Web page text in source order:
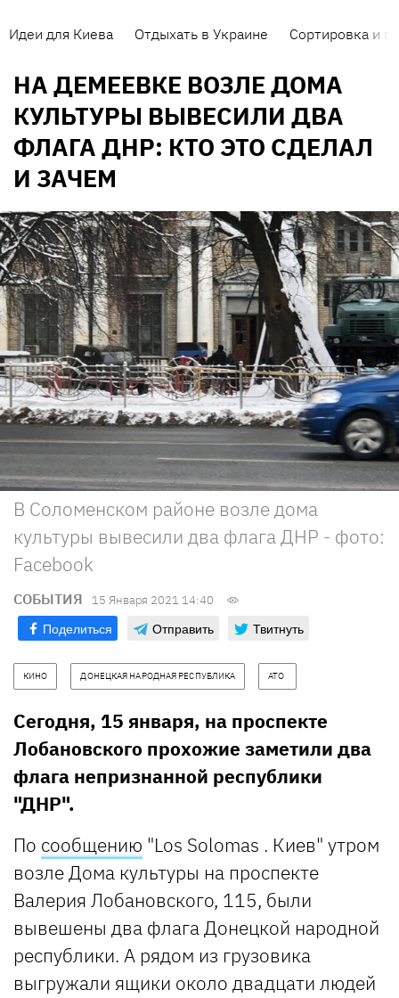
Идеи для Киева Отдыхать в Украине Сортировка и
НА ДЕМЕЕВКЕ ВОЗЛЕ ДОМА
КУЛЬТУРЫ ВЫВЕСИЛИ ДВА
ФЛАГА ДНР: КТО ЭТО СДЕЛАЛ
И ЗАЧЕМ
В Соломенском районе возле дома
культуры вывесили два флага ДНР - фото:
Facebook
СОБЫТИЯ 15 Января 2021 14:40
Поделиться Отправить Твитнуть
КИНО ДОНЕЦКАЯ НАРОДНАЯ РЕСПУБЛИКА АТО
Сегодня, 15 января, на проспекте
Лобановского прохожие заметили два
флага непризнанной республики
"ДНР".
По сообщению "Los Solomas . Киев" утром
возле Дома культуры на проспекте
Валерия Лобановского, 115, были
вывешены два флага Донецкой народной
республики. А рядом из грузовика
выгружали ящики около двадцати людей